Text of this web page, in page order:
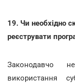
19. Чи необхідно
реєструвати
Законодавчо
використання